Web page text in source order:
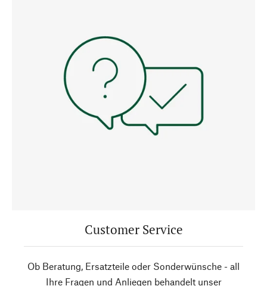
Customer Service
Ob Beratung, Ersatzteile oder Sonderwünsche - all
Ihre Fragen und Anliegen behandelt unser